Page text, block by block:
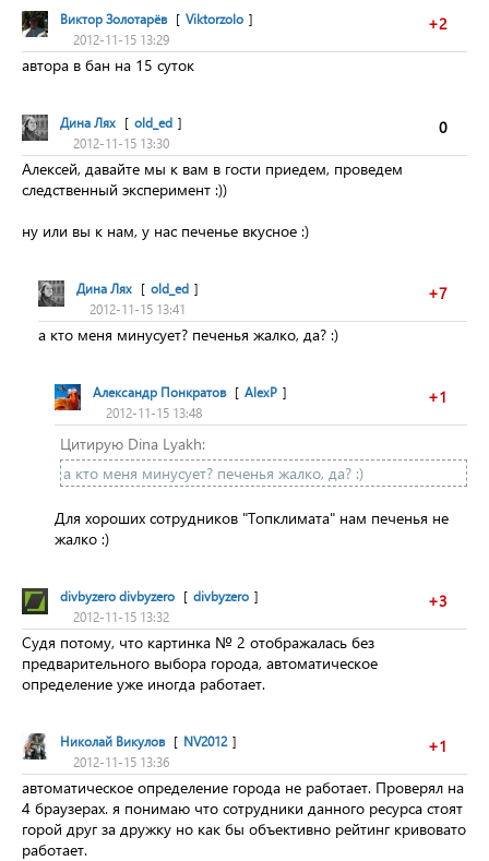
+2
Виктор Золотарёв [ Viktorzolo ]
2012-11-15 13:29
автора в бан на 15 суток
0
Дина Лях [ old_ed ]
2012-11-15 13:30
Алексей, давайте мы к вам в гости приедем, проведем
следственный эксперимент :))
ну или вы к нам, у нас печенье вкусное :)
+7
Дина Лях [ old_ed ]
2012-11-15 13:41
а кто меня минусует? печенья жалко, да? :)
+1
Александр Понкратов [ AlexP ]
2012-11-15 13:48
Цитирую Dina Lyakh:
а кто меня минусует? печенья жалко, да? :)
Для хороших сотрудников "Топклимата" нам печенья не
жалко :)
+3
divbyzero divbyzero [ divbyzero ]
2012-11-15 13:32
Судя потому, что картинка № 2 отображалась без
предварительного выбора города, автоматическое
определение уже иногда работает.
+1
Николай Викулов [ NV2012 ]
2012-11-15 13:36
автоматическое определение города не работает. Проверял на
4 браузерах. я понимаю что сотрудники данного ресурса стоят
горой друг за дружку но как бы объективно рейтинг кривовато
работает.